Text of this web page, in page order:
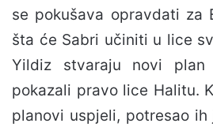
se pokušava opravdati za
šta će Sabri učiniti u lice
Yildiz stvaraju novi plan
pokazali pravo lice Halitu.
planovi uspjeli, potresao